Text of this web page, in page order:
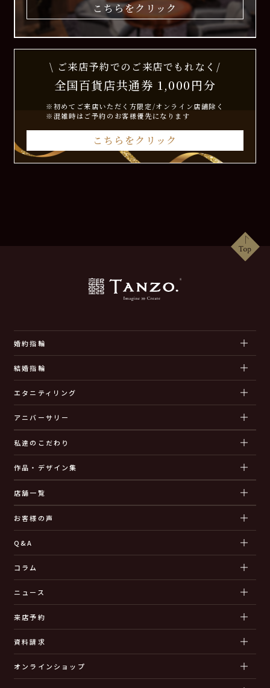
こちらをクリック
\ ご来店予約でのご来店でもれなく/
全国百貨店共通券 1,000円分
※初めてご来店いただく方限定/オンライン店舗除く
※混雑時はご予約のお客様優先になります
こちらをクリック
婚約指輪
結婚指輪
エタニティリング
アニバーサリー
私達のこだわり
作品・デザイン集
店舗一覧
お客様の声
Q&A
コラム
ニュース
来店予約
資料請求
オンラインショップ